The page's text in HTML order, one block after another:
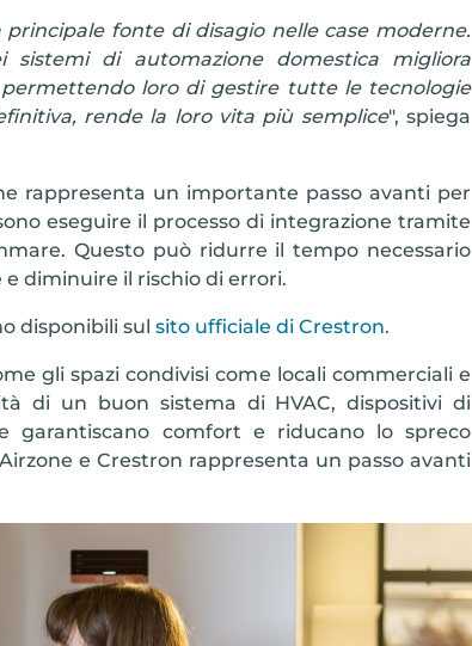
fonte di disagio nelle case moderne.
sistemi di automazione domestica migliora
loro di gestire tutte le tecnologie
rende la loro vita più semplice", spiega
rappresenta un importante passo avanti per
eseguire il processo di integrazione tramite
Questo può ridurre il tempo necessario
diminuire il rischio di errori.
disponibili sul sito ufficiale di Crestron.
gli spazi condivisi come locali commerciali e
di un buon sistema di HVAC, dispositivi di
garantiscano comfort e riducano lo spreco
e Crestron rappresenta un passo avanti